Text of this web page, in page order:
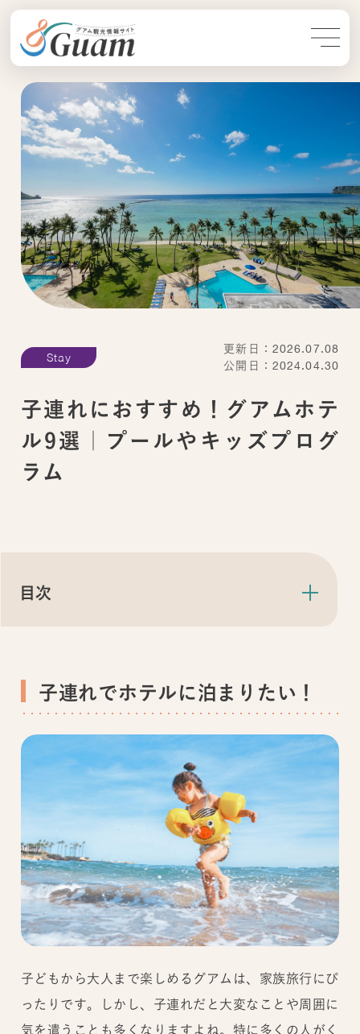
Stay
更新日：2026.07.08
公開日：2024.04.30
子連れにおすすめ！グアムホテ
ル9選｜プールやキッズプログ
ラム
目次
子連れでホテルに泊まりたい！
子どもから大人まで楽しめるグアムは、家族旅行にぴ
ったりです。しかし、子連れだと大変なことや周囲に
気を遣うことも多くなりますよね。特に多くの人がく